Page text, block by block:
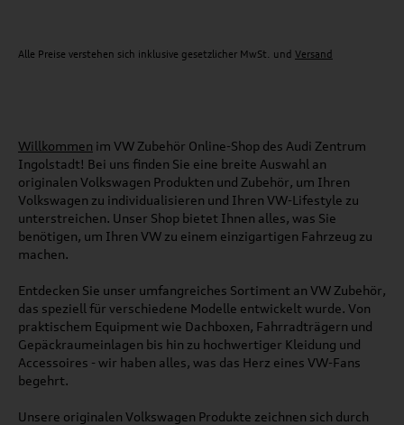
Alle Preise verstehen sich inklusive gesetzlicher MwSt. und Versand
Willkommen im VW Zubehör Online-Shop des Audi Zentrum
Ingolstadt! Bei uns finden Sie eine breite Auswahl an
originalen Volkswagen Produkten und Zubehör, um Ihren
Volkswagen zu individualisieren und Ihren VW-Lifestyle zu
unterstreichen. Unser Shop bietet Ihnen alles, was Sie
benötigen, um Ihren VW zu einem einzigartigen Fahrzeug zu
machen.
Entdecken Sie unser umfangreiches Sortiment an VW Zubehör,
das speziell für verschiedene Modelle entwickelt wurde. Von
praktischem Equipment wie Dachboxen, Fahrradträgern und
Gepäckraumeinlagen bis hin zu hochwertiger Kleidung und
Accessoires - wir haben alles, was das Herz eines VW-Fans
begehrt.
Unsere originalen Volkswagen Produkte zeichnen sich durch